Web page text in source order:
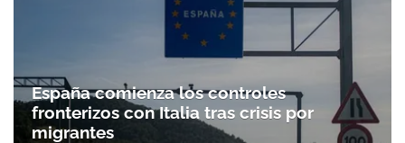
España comienza los controles
fronterizos con Italia tras crisis por
migrantes